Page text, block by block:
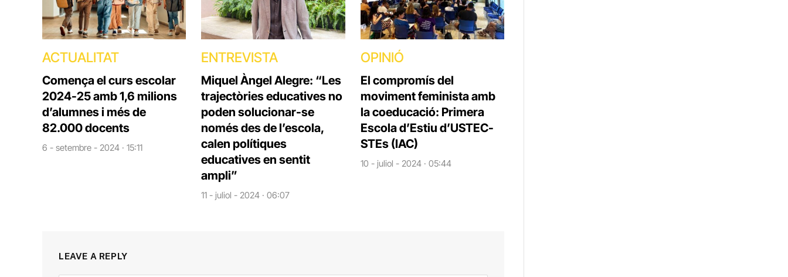
ACTUALITAT
Comença el curs escolar
2024-25 amb 1,6 milions
d’alumnes i més de
82.000 docents
6 - setembre - 2024 · 15:11
ENTREVISTA
Miquel Àngel Alegre: “Les
trajectòries educatives no
poden solucionar-se
només des de l’escola,
calen polítiques
educatives en sentit
ampli”
11 - juliol - 2024 · 06:07
OPINIÓ
El compromís del
moviment feminista amb
la coeducació: Primera
Escola d’Estiu d’USTEC-
STEs (IAC)
10 - juliol - 2024 · 05:44
LEAVE A REPLY